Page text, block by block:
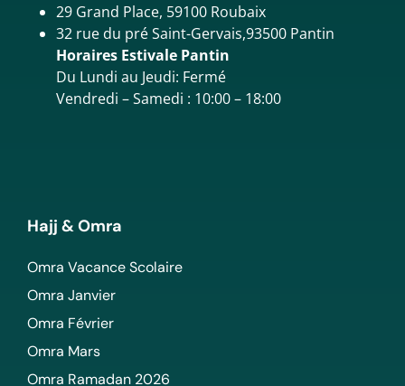
29 Grand Place, 59100 Roubaix
32 rue du pré Saint-Gervais,93500 Pantin
Horaires Estivale Pantin
Du Lundi au Jeudi: Fermé
Vendredi – Samedi : 10:00 – 18:00
Hajj & Omra
Omra Vacance Scolaire
Omra Janvier
Omra Février
Omra Mars
Omra Ramadan 2026